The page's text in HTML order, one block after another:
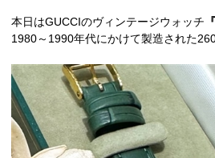
本日はGUCCIのヴィンテージウォッチ
1980～1990年代にかけて製造された